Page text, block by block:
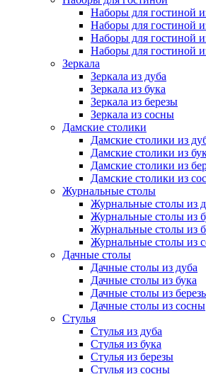
Наборы для гостиной
Наборы для гостиной
Наборы для гостиной
Наборы для гостиной
Зеркала
Зеркала из дуба
Зеркала из бука
Зеркала из березы
Зеркала из сосны
Дамские столики
Дамские столики из
Дамские столики из
Дамские столики из
Дамские столики из
Журнальные столы
Журнальные столы из
Журнальные столы из
Журнальные столы из
Журнальные столы из
Дачные столы
Дачные столы из дуба
Дачные столы из бука
Дачные столы из
Дачные столы из сосны
Стулья
Стулья из дуба
Стулья из бука
Стулья из березы
Стулья из сосны